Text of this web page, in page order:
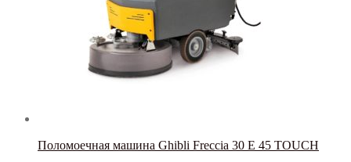
Поломоечная машина Ghibli Freccia 30 E 45 TOUCH